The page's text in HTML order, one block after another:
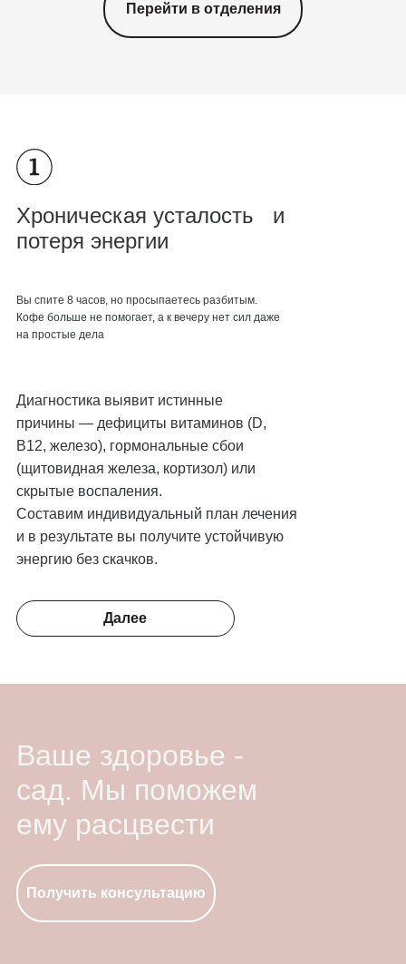
Перейти в отделения
Ваше здоровье -
сад. Мы поможем
ему расцвести
Хроническая усталость и
потеря энергии
Вы спите 8 часов, но просыпаетесь разбитым.
Кофе больше не помогает, а к вечеру нет сил даже
на простые дела
Диагностика выявит истинные
причины — дефициты витаминов (D,
B12, железо), гормональные сбои
(щитовидная железа, кортизол) или
скрытые воспаления.
Составим индивидуальный план лечения
и в результате вы получите устойчивую
энергию без скачков.
Далее
Получить консультацию